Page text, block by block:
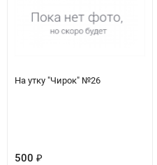
На утку "Чирок" №26
500 ₽